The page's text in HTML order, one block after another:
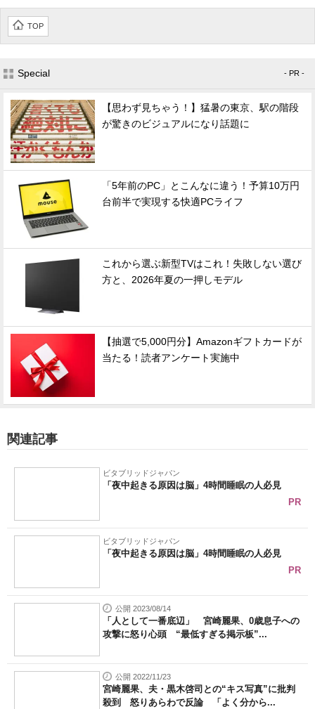
TOP
Special - PR -
【思わず見ちゃう！】猛暑の東京、駅の階段
が驚きのビジュアルになり話題に
「5年前のPC」とこんなに違う！予算10万円
台前半で実現する快適PCライフ
これから選ぶ新型TVはこれ！失敗しない選び
方と、2026年夏の一押しモデル
【抽選で5,000円分】Amazonギフトカードが
当たる！読者アンケート実施中
関連記事
ビタブリッドジャパン
「夜中起きる原因は脳」4時間睡眠の人必見
PR
ビタブリッドジャパン
「夜中起きる原因は脳」4時間睡眠の人必見
PR
公開 2023/08/14
「人として一番底辺」 宮崎麗果、0歳息子への
攻撃に怒り心頭 “最低すぎる掲示板”...
公開 2022/11/23
宮崎麗果、夫・黒木啓司との“キス写真”に批判
殺到 怒りあらわで反論 「よく分から...